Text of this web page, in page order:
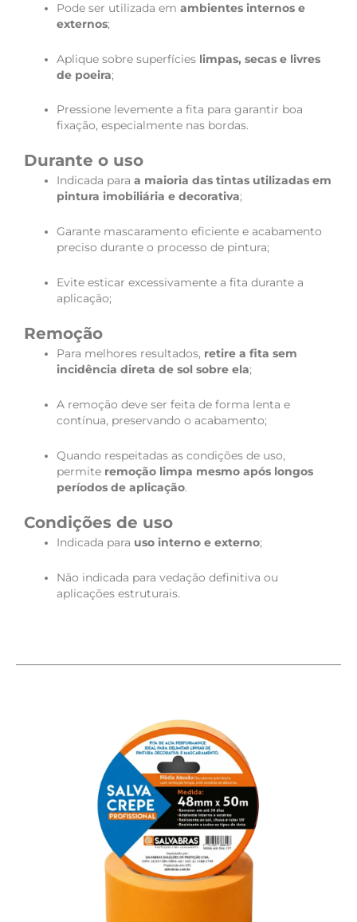
Pode ser utilizada emambientes internos e
externos;
Aplique sobre superfícies limpas, secas e livres
de poeira;
Pressione levemente a fita para garantir boa
fixação, especialmente nas bordas.
Durante o uso
Indicada paraa maioria das tintas utilizadas em
pintura imobiliária e decorativa;
Garante mascaramento eficiente e acabamento
preciso durante o processo de pintura;
Evite esticar excessivamente a fita durante a
aplicação;
Remoção
Para melhores resultados, retire a fita sem
incidência direta de sol sobre ela;
A remoção deve ser feita de forma lenta e
contínua, preservando o acabamento;
Quando respeitadas as condições de uso,
permite remoção limpa mesmo após longos
períodos de aplicação.
Condições de uso
Indicada para uso interno e externo;
Não indicada para vedação definitiva ou
aplicações estruturais.